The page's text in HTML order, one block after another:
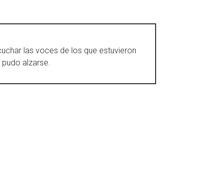
las voces de los que estuvieron
alzarse.